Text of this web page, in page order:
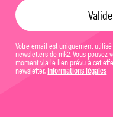
Votre email est uniquement
newsletters de mk2. Vous pouvez
moment via le lien prévu à cet
newsletter. Informations légales